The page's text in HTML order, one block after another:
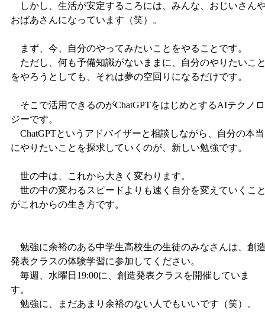
しかし、生活が安定するころには、みんな、おじいさん
おばあさんになっています（笑）。
まず、今、自分のやってみたいことをやることです。
ただし、何も予備知識がないままに、自分のやりたいこ
をやろうとしても、それは夢の空回りになるだけです。
そこで活用できるのがChatGPTをはじめとするAIテクノロ
ジーです。
ChatGPTというアドバイザーと相談しながら、自分の本当
にやりたいことを探求していくのが、新しい勉強です。
世の中は、これから大きく変わります。
世の中の変わるスピードよりも速く自分を変えていくこ
がこれからの生き方です。
勉強に余裕のある中学生高校生の生徒のみなさんは、創
発表クラスの体験学習に参加してください。
毎週、水曜日19:00に、創造発表クラスを開催していま
す。
勉強に、まだあまり余裕のない人でもいいです（笑）。